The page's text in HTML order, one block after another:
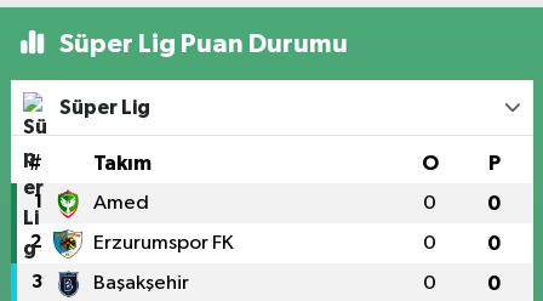
Süper Lig Puan Durumu
Süper Lig
# Takım O P
1 Amed 0 0
2 Erzurumspor FK 0 0
3 Başakşehir 0 0